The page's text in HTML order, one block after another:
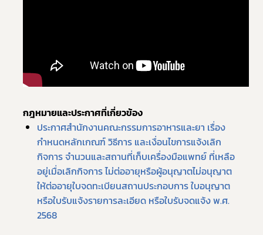
กฎหมายและประกาศที่เกี่ยวข้อง
ประกาศสำนักงานคณะกรรมการอาหารและยา เรื่อง
กำหนดหลักเกณฑ์ วิธีการ และเงื่อนไขการแจ้งเลิก
กิจการ จำนวนและสถานที่เก็บเครื่องมือแพทย์ ที่เหลือ
อยู่เมื่อเลิกกิจการ ไม่ต่ออายุหรือผู้อนุญาตไม่อนุญาต
ให้ต่ออายุใบจดทะเบียนสถานประกอบการ ใบอนุญาต
หรือใบรับแจ้งรายการละเอียด หรือใบรับจดแจ้ง พ.ศ.
2568